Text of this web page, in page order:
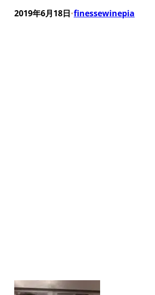
2019年6月18日•finessewinepia